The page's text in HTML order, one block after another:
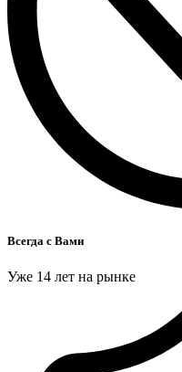
Всегда с Вами
Уже 14 лет на рынке